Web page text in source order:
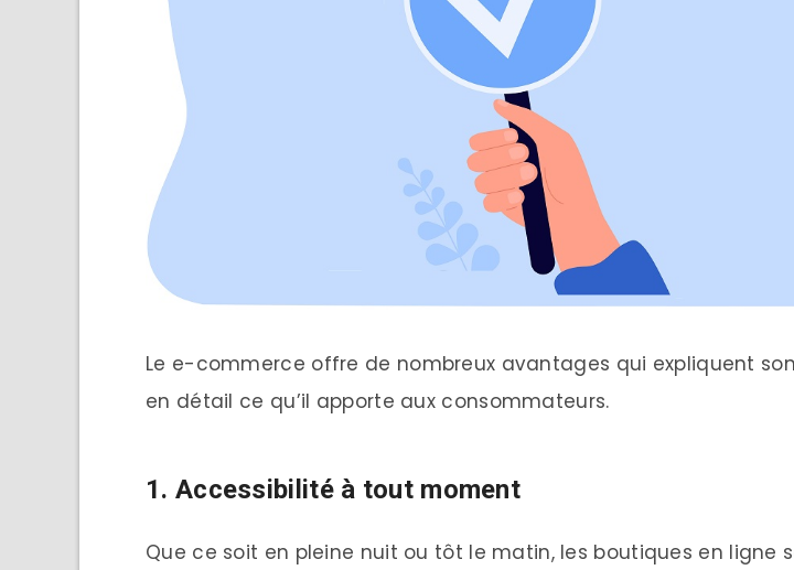
Le e-commerce offre de nombreux avantages qui expliquent
en détail ce qu’il apporte aux consommateurs.
1. Accessibilité à tout moment
Que ce soit en pleine nuit ou tôt le matin, les boutiques en ligne